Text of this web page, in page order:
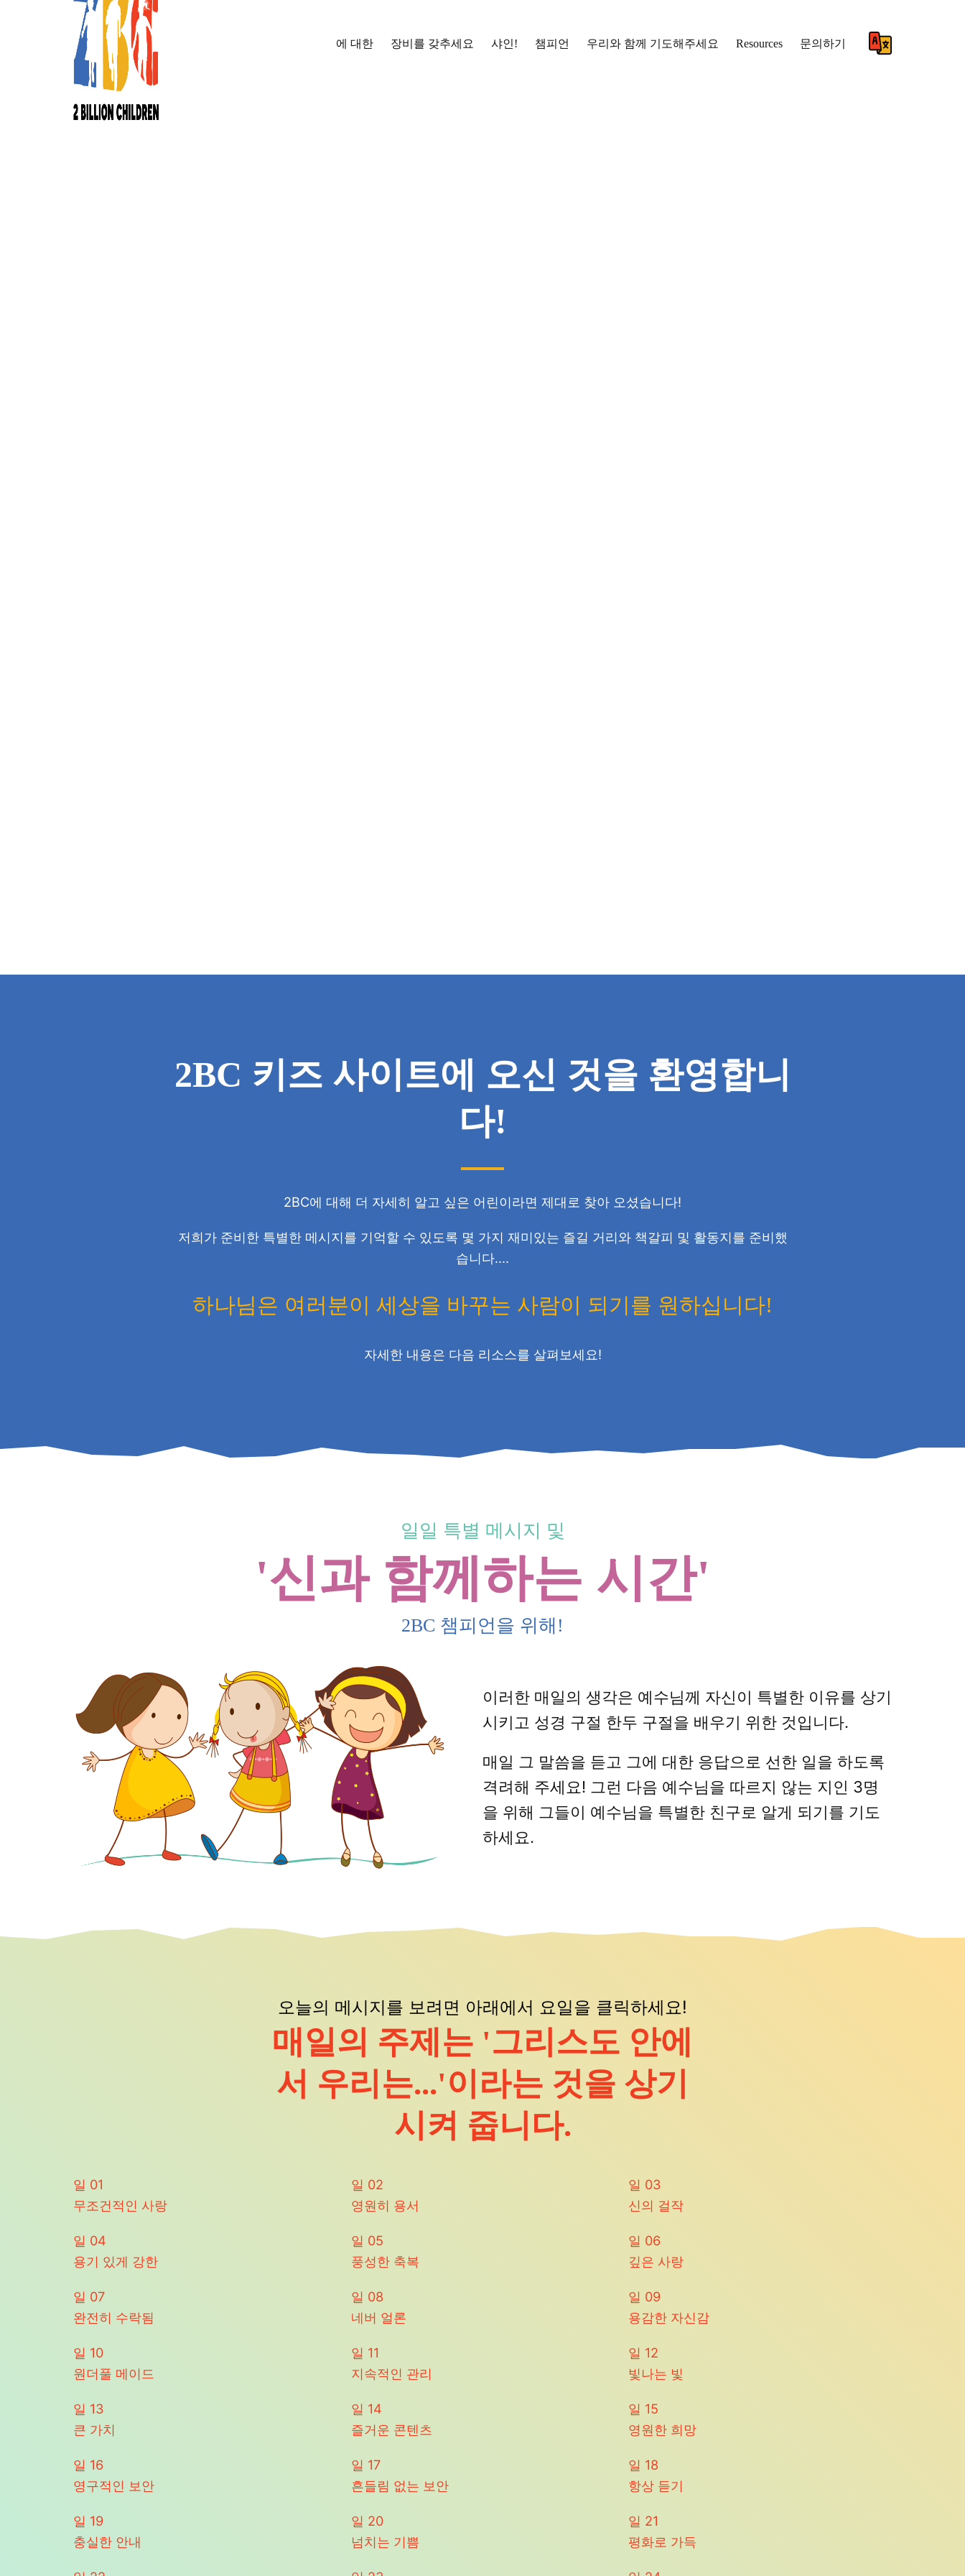
에 대한 장비를 갖추세요 샤인! 챔피언 우리와 함께 기도해주세요 Resources 문의하기
2BC 키즈 사이트에 오신 것을 환영합니
다!
2BC에 대해 더 자세히 알고 싶은 어린이라면 제대로 찾아 오셨습니다!
저희가 준비한 특별한 메시지를 기억할 수 있도록 몇 가지 재미있는 즐길 거리와 책갈피 및 활동지를 준비했
습니다....
하나님은 여러분이 세상을 바꾸는 사람이 되기를 원하십니다!
자세한 내용은 다음 리소스를 살펴보세요!
일일 특별 메시지 및
'신과 함께하는 시간'
2BC 챔피언을 위해!
이러한 매일의 생각은 예수님께 자신이 특별한 이유를 상기
시키고 성경 구절 한두 구절을 배우기 위한 것입니다.
매일 그 말씀을 듣고 그에 대한 응답으로 선한 일을 하도록
격려해 주세요! 그런 다음 예수님을 따르지 않는 지인 3명
을 위해 그들이 예수님을 특별한 친구로 알게 되기를 기도
하세요.
오늘의 메시지를 보려면 아래에서 요일을 클릭하세요!
매일의 주제는 '그리스도 안에
서 우리는...'이라는 것을 상기
시켜 줍니다.
일 01
무조건적인 사랑
일 02
영원히 용서
일 03
신의 걸작
일 04
용기 있게 강한
일 05
풍성한 축복
일 06
깊은 사랑
일 07
완전히 수락됨
일 08
네버 얼론
일 09
용감한 자신감
일 10
원더풀 메이드
일 11
지속적인 관리
일 12
빛나는 빛
일 13
큰 가치
일 14
즐거운 콘텐츠
일 15
영원한 희망
일 16
영구적인 보안
일 17
흔들림 없는 보안
일 18
항상 듣기
일 19
충실한 안내
일 20
넘치는 기쁨
일 21
평화로 가득